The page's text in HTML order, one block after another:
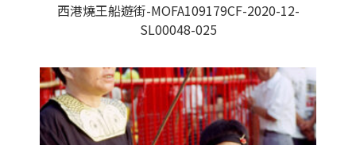
西港燒王船遊街-MOFA109179CF-2020-12-
SL00048-025